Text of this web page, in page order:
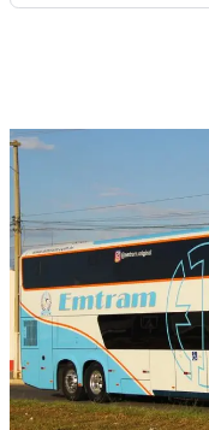
Digite
aqui
o
seu
e-
mail